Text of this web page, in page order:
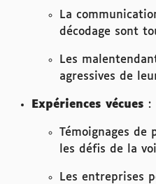
La
décodage sont
Les
agressives de
Expériences vécues :
Témoignages de
les défis de la
Les entreprises